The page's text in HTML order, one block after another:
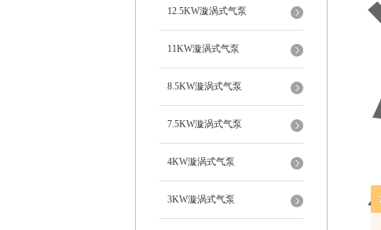
12.5KW漩涡式气泵
11KW漩涡式气泵
8.5KW漩涡式气泵
7.5KW漩涡式气泵
4KW漩涡式气泵
3KW漩涡式气泵